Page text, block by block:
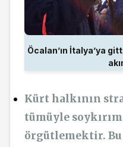
Öcalan’ın İtalya’ya
Kürt halkının
tümüyle
örgütlemektir. Bu